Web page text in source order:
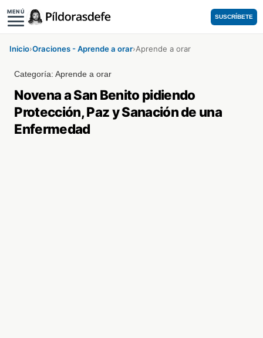
MENÚ
SUSCRÍBETE
Inicio›Oraciones - Aprende a orar›Aprende a orar
Categoría:Aprende a orar
Novena a San Benito pidiendo
Protección, Paz y Sanación de una
Enfermedad